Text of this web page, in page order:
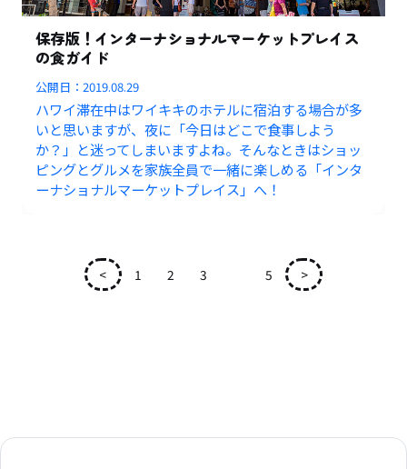
保存版！インターナショナルマーケットプレイス
の食ガイド
公開日：2019.08.29
ハワイ滞在中はワイキキのホテルに宿泊する場合が多
いと思いますが、夜に「今日はどこで食事しよう
か？」と迷ってしまいますよね。そんなときはショッ
ピングとグルメを家族全員で一緒に楽しめる「インタ
ーナショナルマーケットプレイス」へ！
< 1 2 3 5 >